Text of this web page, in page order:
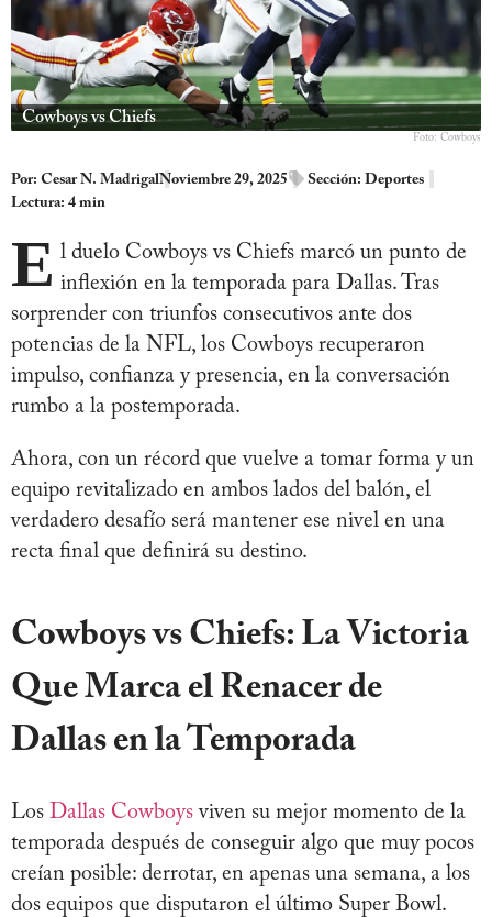
Cowboys vs Chiefs
Foto: Cowboys
Por: Cesar N. MadrigalNoviembre 29, 2025 Sección: Deportes
Lectura: 4 min
E l duelo Cowboys vs Chiefs marcó un punto de
inflexión en la temporada para Dallas. Tras
sorprender con triunfos consecutivos ante dos
potencias de la NFL, los Cowboys recuperaron
impulso, confianza y presencia, en la conversación
rumbo a la postemporada.
Ahora, con un récord que vuelve a tomar forma y un
equipo revitalizado en ambos lados del balón, el
verdadero desafío será mantener ese nivel en una
recta final que definirá su destino.
Cowboys vs Chiefs: La Victoria
Que Marca el Renacer de
Dallas en la Temporada
Los Dallas Cowboys viven su mejor momento de la
temporada después de conseguir algo que muy pocos
creían posible: derrotar, en apenas una semana, a los
dos equipos que disputaron el último Super Bowl.